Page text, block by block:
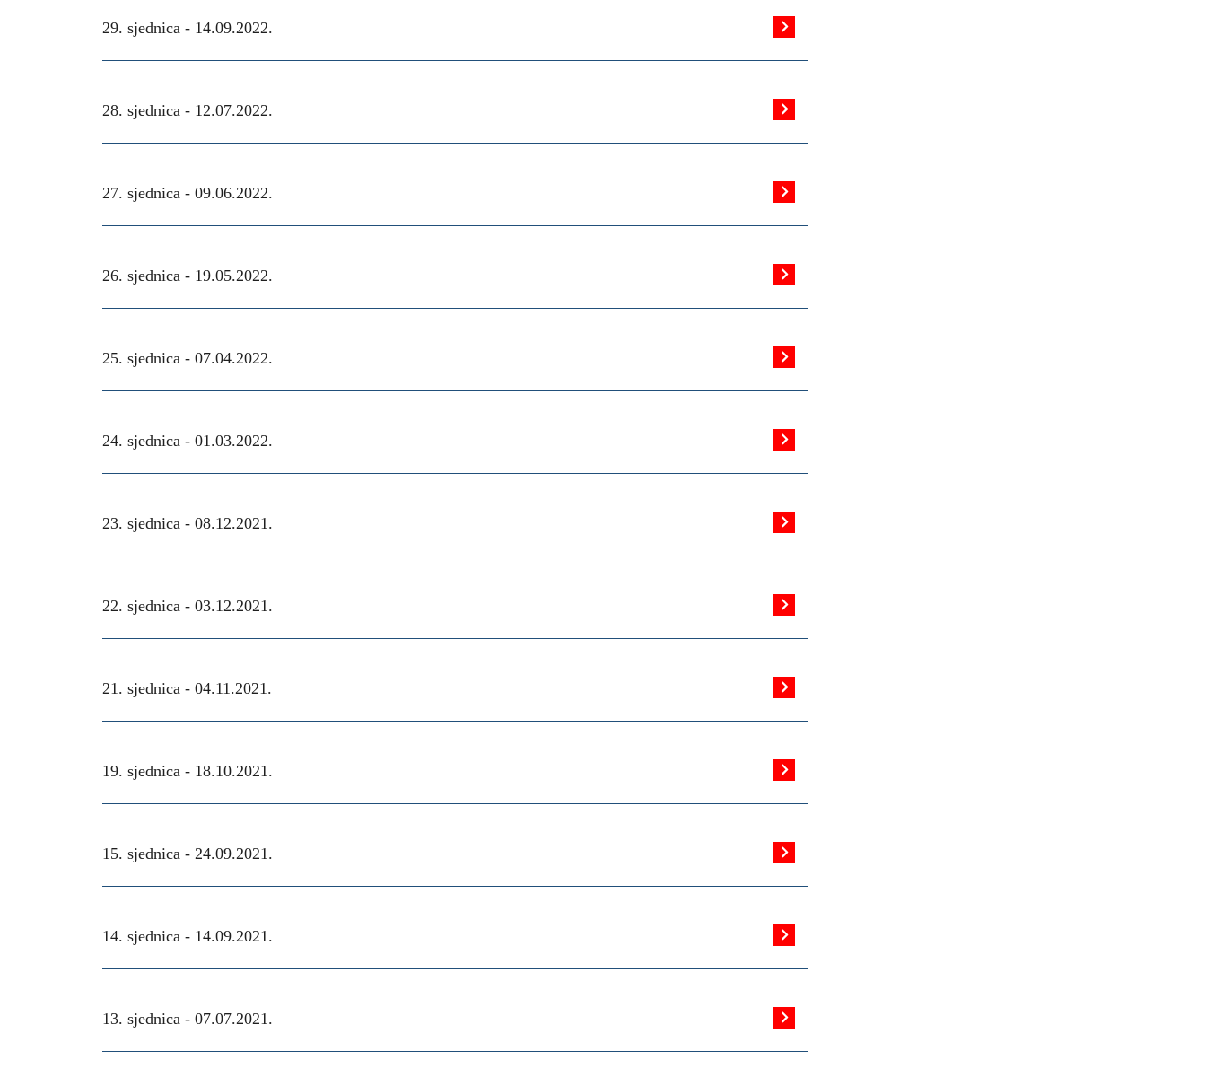
29. sjednica - 14.09.2022.
28. sjednica - 12.07.2022.
27. sjednica - 09.06.2022.
26. sjednica - 19.05.2022.
25. sjednica - 07.04.2022.
24. sjednica - 01.03.2022.
23. sjednica - 08.12.2021.
22. sjednica - 03.12.2021.
21. sjednica - 04.11.2021.
19. sjednica - 18.10.2021.
15. sjednica - 24.09.2021.
14. sjednica - 14.09.2021.
13. sjednica - 07.07.2021.